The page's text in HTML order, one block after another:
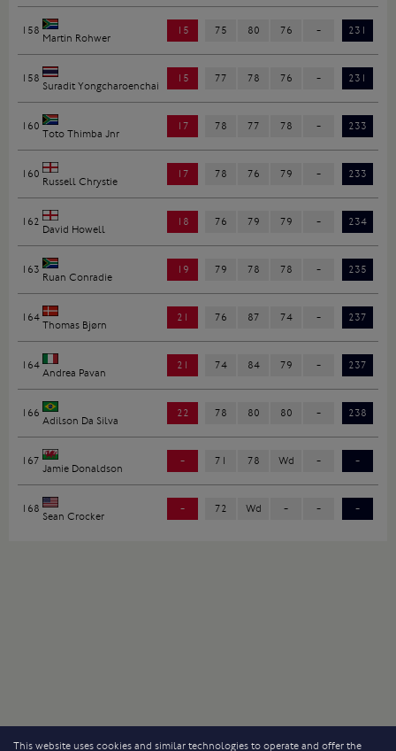
158
Martin Rohwer
15 75 80 76 - 231
158
Suradit Yongcharoenchai
15 77 78 76 - 231
160
Toto Thimba Jnr
17 78 77 78 - 233
160
Russell Chrystie
17 78 76 79 - 233
162
David Howell
18 76 79 79 - 234
163
Ruan Conradie
19 79 78 78 - 235
164
Thomas Bjørn
21 76 87 74 - 237
164
Andrea Pavan
21 74 84 79 - 237
166
Adilson Da Silva
22 78 80 80 - 238
167
Jamie Donaldson
- 71 78 Wd - -
168
Sean Crocker
- 72 Wd - - -
This website uses cookies and similar technologies to operate and offer the